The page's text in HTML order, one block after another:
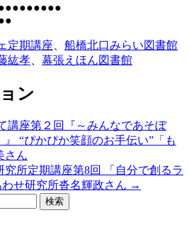
定期講座
船橋北口みらい図書館
紘孝 幕張えほん図書館
ン
講座第２回『～みんなであそぼ
“ぴかぴか笑顔のお手伝い”「も
さん
究所定期講座第8回 「自分で創るラ
せ研究所沓名輝政さん →